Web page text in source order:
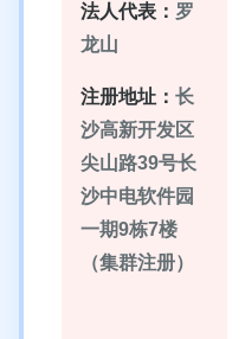
法人代表： 罗
龙山
注册地址： 长
沙高新开发区
尖山路39号长
沙中电软件园
一期9栋7楼
（集群注册）